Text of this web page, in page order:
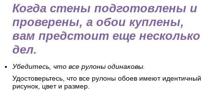
Когда стены подготовлены и
проверены, а обои куплены,
вам предстоит еще несколько
дел.
Убедитесь, что все рулоны одинаковы.
Удостоверьтесь, что все рулоны обоев имеют идентичный
рисунок, цвет и размер.